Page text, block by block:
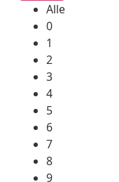
Alle
0
1
2
3
4
5
6
7
8
9